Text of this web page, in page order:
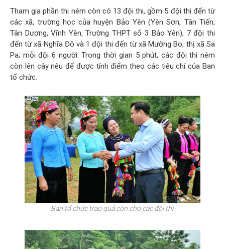
Tham gia phần thi ném còn có 13 đội thi, gồm 5 đội thi đến từ
các xã, trường học của huyện Bảo Yên (Yên Sơn, Tân Tiến,
Tân Dương, Vĩnh Yên, Trường THPT số 3 Bảo Yên), 7 đội thi
đến từ xã Nghĩa Đô và 1 đội thi đến từ xã Mường Bo, thị xã Sa
Pa; mỗi đội 6 người. Trong thời gian 5 phút, các đội thi ném
còn lên cây nêu để được tính điểm theo các tiêu chí của Ban
tổ chức.
Ban tổ chức trao quả còn cho các đội thi.